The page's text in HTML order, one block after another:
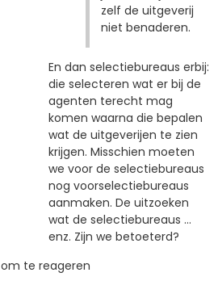
zelf de uitgeverij
niet benaderen.
En dan selectiebureaus erbij:
die selecteren wat er bij de
agenten terecht mag
komen waarna die bepalen
wat de uitgeverijen te zien
krijgen. Misschien moeten
we voor de selectiebureaus
nog voorselectiebureaus
aanmaken. De uitzoeken
wat de selectiebureaus ...
enz. Zijn we betoeterd?
om te reageren